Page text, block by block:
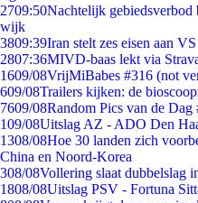
2709:50Nachtelijk gebiedsverbod
wijk
3809:39Iran stelt zes eisen aan
2807:36MIVD-baas lekt via
1609/08VrijMiBabes #316 (not
609/08Trailers kijken: de
7609/08Random Pics van de Dag
109/08Uitslag AZ - ADO Den
1308/08Hoe 30 landen zich
China en Noord-Korea
308/08Vollering slaat dubbelslag
1808/08Uitslag PSV - Fortuna